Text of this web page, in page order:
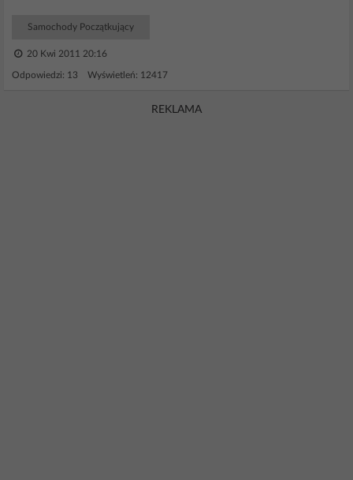
Samochody Początkujący
20 Kwi 2011 20:16
Odpowiedzi: 13 Wyświetleń: 12417
REKLAMA